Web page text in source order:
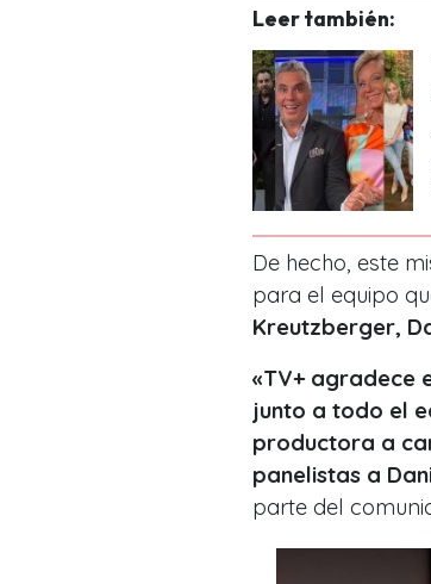
Leer también:
De hecho, este
para el equipo
Kreutzberger,
«TV+ agradece
junto a todo el
productora a
panelistas a
parte del